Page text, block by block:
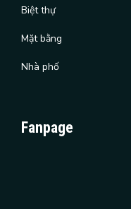
Biệt thự
Mặt bằng
Nhà phố
Fanpage